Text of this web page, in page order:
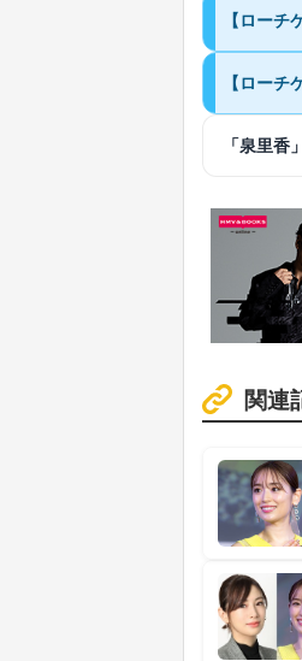
【ロー
【ロー
「泉里
関連